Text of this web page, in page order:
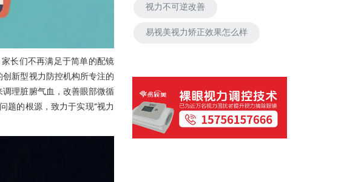
长们不再满足于简单的配镜
新型视力防控机构所专注的
理脏腑气血，改善眼部微循
题的根源，致力于实现“视力
视力不可逆改善
易视美视力矫正效果怎么样